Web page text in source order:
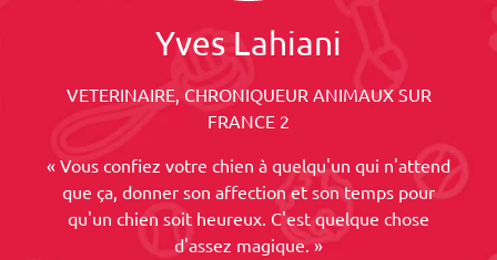
Yves Lahiani
VETERINAIRE, CHRONIQUEUR ANIMAUX SUR
FRANCE 2
« Vous confiez votre chien à quelqu'un qui n'attend
que ça, donner son affection et son temps pour
qu'un chien soit heureux. C'est quelque chose
d'assez magique. »